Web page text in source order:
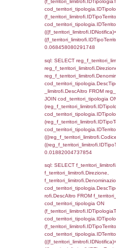
sql: SELECT
sql: SELECT